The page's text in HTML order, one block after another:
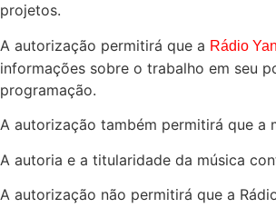
projetos.
A autorização permitirá que a Rádio
informações sobre o trabalho em seu
programação.
A autorização também permitirá que a
A autoria e a titularidade da música
A autorização não permitirá que a